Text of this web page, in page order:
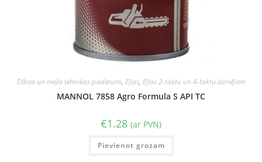
Dārza un meža tehnikas piederumi, Eļļas, Eļļas 2-taktu un 4-taktu dzinējiem
MANNOL 7858 Agro Formula S API TC
€1.28 (ar PVN)
Pievienot grozam